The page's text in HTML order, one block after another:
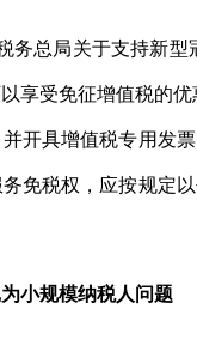
总局关于支持新型
享受免征增值税的
开具增值税专用发
免税权，应按规定
小规模纳税人问题